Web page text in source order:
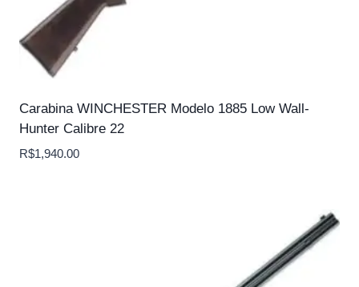
Carabina WINCHESTER Modelo 1885 Low Wall-
Hunter Calibre 22
R$1,940.00